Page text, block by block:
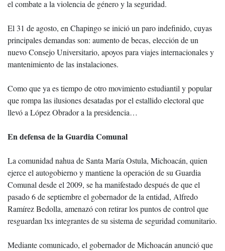
el combate a la violencia de género y la seguridad.
El 31 de agosto, en Chapingo se inició un paro indefinido, cuyas
principales demandas son: aumento de becas, elección de un
nuevo Consejo Universitario, apoyos para viajes internacionales y
mantenimiento de las instalaciones.
Como que ya es tiempo de otro movimiento estudiantil y popular
que rompa las ilusiones desatadas por el estallido electoral que
llevó a López Obrador a la presidencia…
En defensa de la Guardia Comunal
La comunidad nahua de Santa María Ostula, Michoacán, quien
ejerce el autogobierno y mantiene la operación de su Guardia
Comunal desde el 2009, se ha manifestado después de que el
pasado 6 de septiembre el gobernador de la entidad, Alfredo
Ramírez Bedolla, amenazó con retirar los puntos de control que
resguardan lxs integrantes de su sistema de seguridad comunitario.
Mediante comunicado, el gobernador de Michoacán anunció que